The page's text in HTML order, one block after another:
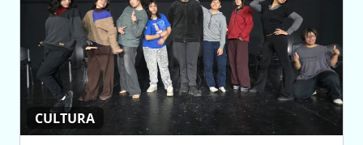
CULTURA